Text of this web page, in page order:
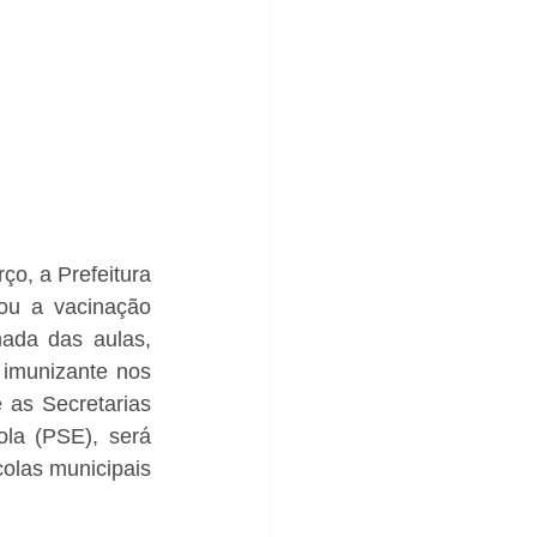
a Prefeitura
a vacinação
das aulas,
nos
as Secretarias
(PSE), será
municipais